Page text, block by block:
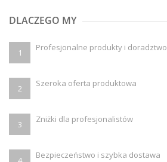
DLACZEGO MY
1 Profesjonalne produkty i doradztwo
2 Szeroka oferta produktowa
3 Zniżki dla profesjonalistów
Bezpieczeństwo i szybka dostawa